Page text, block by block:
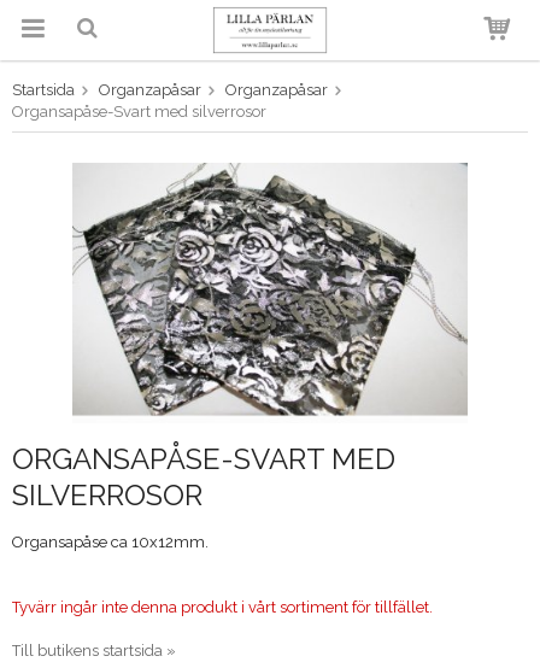
Produkten har blivit tillagd i
varukorgen
Startsida Organzapåsar
Organzapåsar
Organsapåse-Svart med silverrosor
ORGANSAPÅSE-SVART MED
SILVERROSOR
Organsapåse ca 10x12mm.
Tyvärr ingår inte denna produkt i vårt sortiment för tillfället.
Till butikens startsida »